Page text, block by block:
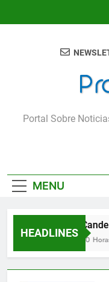
Portal Sobre
MENU
HEADLINES
20 Horas